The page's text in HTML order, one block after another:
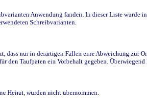
Anwendung fanden. In dieser Liste wurde
Schreibvarianten.
nur in derartigen Fällen eine Abweichung zur
Taufpaten ein Vorbehalt gegeben.
Heirat, wurden nicht übernommen.